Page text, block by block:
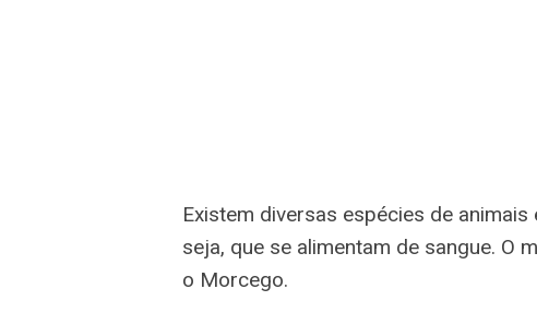
Existem diversas espécies de
seja, que se alimentam de sangue. O
o Morcego.